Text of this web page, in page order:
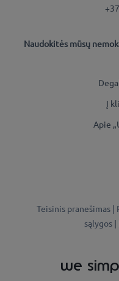
Naudokitės mūsų
Į
Apie
Teisinis pranešimas |
sąlygos |
we